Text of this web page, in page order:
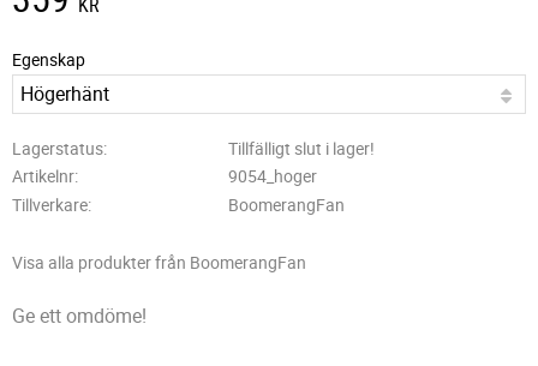
Egenskap
Lagerstatus
Tillfälligt slut i lager!
Artikelnr
9054_hoger
Tillverkare
BoomerangFan
Visa alla produkter från BoomerangFan
Ge ett omdöme!